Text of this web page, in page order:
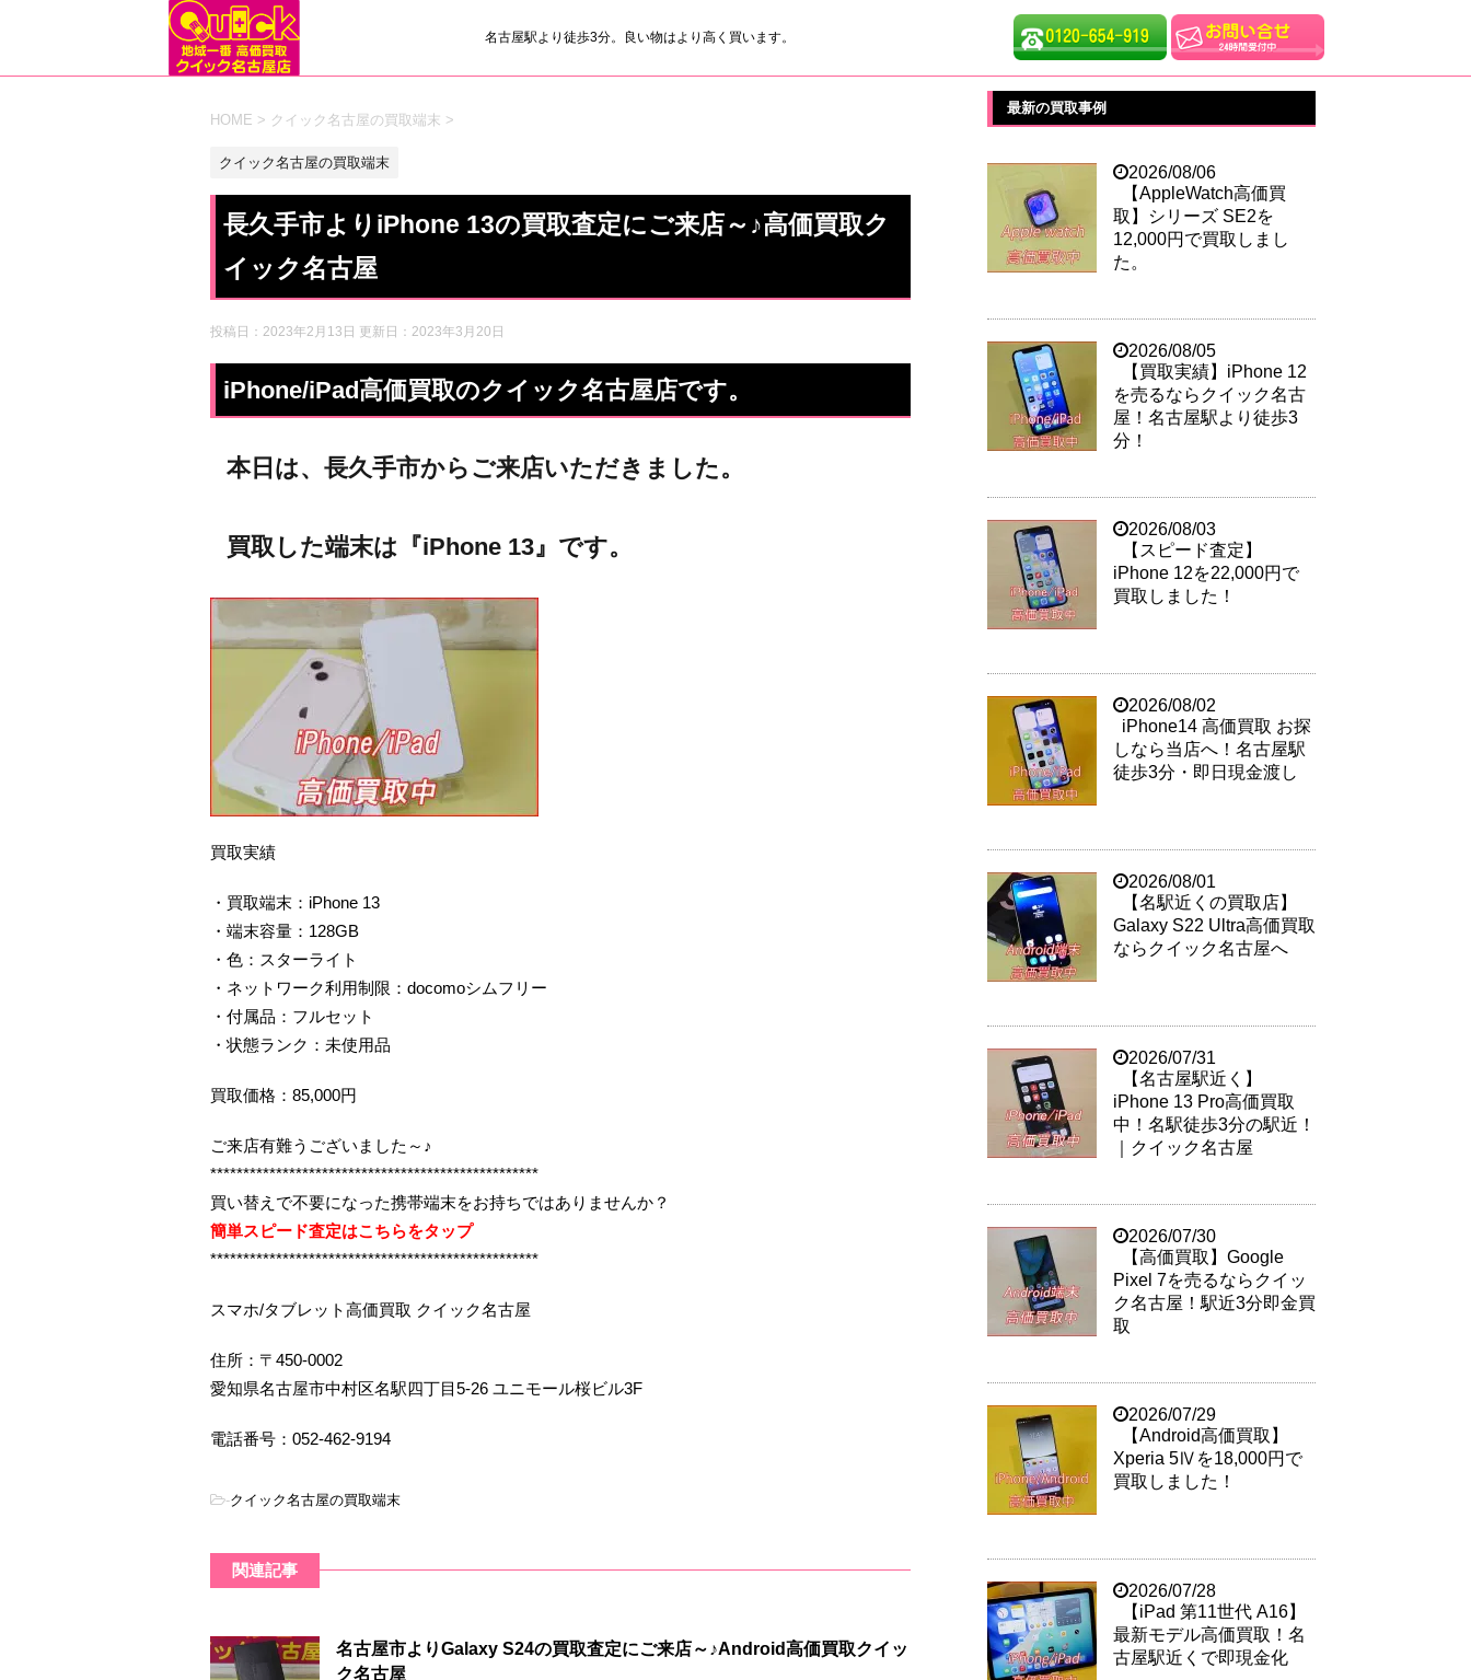
名古屋駅より徒歩3分。良い物はより高く買います。
HOME > クイック名古屋の買取端末 >
クイック名古屋の買取端末
長久手市よりiPhone 13の買取査定にご来店～♪高価買取ク
イック名古屋
投稿日：2023年2月13日 更新日： 2023年3月20日
iPhone/iPad高価買取のクイック名古屋店です。
本日は、長久手市からご来店いただきました。
買取した端末は『iPhone 13』です。
買取実績
・買取端末：iPhone 13
・端末容量：128GB
・色：スターライト
・ネットワーク利用制限：docomoシムフリー
・付属品：フルセット
・状態ランク：未使用品
買取価格：85,000円
ご来店有難うございました～♪
**************************************************
買い替えで不要になった携帯端末をお持ちではありませんか？
簡単スピード査定はこちらをタップ
**************************************************
スマホ/タブレット高価買取 クイック名古屋
住所：〒450-0002
愛知県名古屋市中村区名駅四丁目5-26 ユニモール桜ビル3F
電話番号：052-462-9194
-クイック名古屋の買取端末
関連記事
名古屋市よりGalaxy S24の買取査定にご来店～♪Android高価買取クイッ
ク名古屋
最新の買取事例
2026/08/06
【AppleWatch高価買
取】シリーズ SE2を
12,000円で買取しまし
た。
2026/08/05
【買取実績】iPhone 12
を売るならクイック名古
屋！名古屋駅より徒歩3
分！
2026/08/03
【スピード査定】
iPhone 12を22,000円で
買取しました！
2026/08/02
iPhone14 高価買取 お探
しなら当店へ！名古屋駅
徒歩3分・即日現金渡し
2026/08/01
【名駅近くの買取店】
Galaxy S22 Ultra高価買取
ならクイック名古屋へ
2026/07/31
【名古屋駅近く】
iPhone 13 Pro高価買取
中！名駅徒歩3分の駅近！
｜クイック名古屋
2026/07/30
【高価買取】Google
Pixel 7を売るならクイッ
ク名古屋！駅近3分即金買
取
2026/07/29
【Android高価買取】
Xperia 5Ⅳを18,000円で
買取しました！
2026/07/28
【iPad 第11世代 A16】
最新モデル高価買取！名
古屋駅近くで即現金化